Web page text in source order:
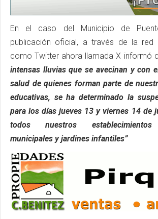
En el caso del Municipio de
publicación oficial, a través de la red
como Twitter ahora llamada X informó
intensas lluvias que se avecinan y con
salud de quienes forman parte de
educativas, se ha determinado la
para los días jueves 13 y viernes 14 de
todos nuestros establecimientos
municipales y jardines infantiles”